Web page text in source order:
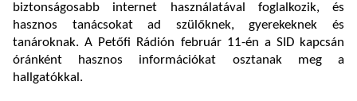
biztonságosabb internet használatával foglalkozik, és
hasznos tanácsokat ad szülőknek, gyerekeknek és
tanároknak. A Petőfi Rádión február 11-én a SID kapcsán
óránként hasznos információkat osztanak meg a
hallgatókkal.